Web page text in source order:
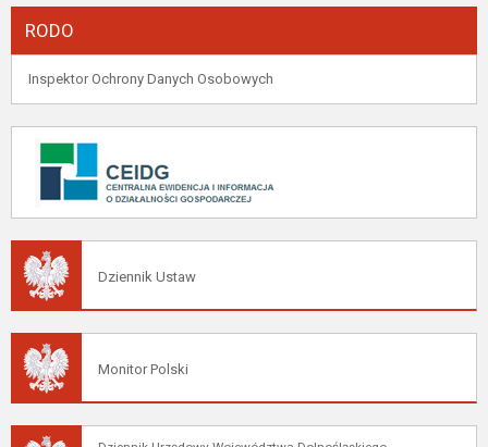
RODO
Inspektor Ochrony Danych Osobowych
Dziennik Ustaw
Monitor Polski